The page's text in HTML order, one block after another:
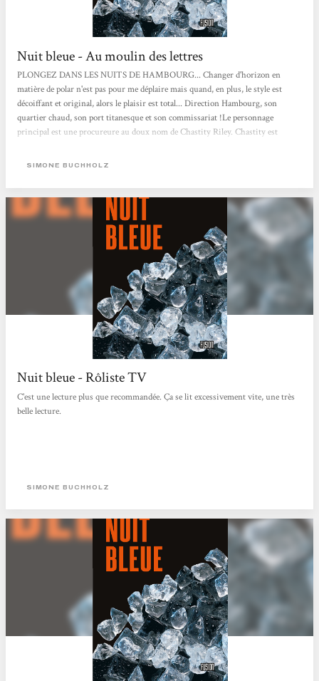
Nuit bleue - Au moulin des lettres
PLONGEZ DANS LES NUITS DE HAMBOURG... Changer d'horizon en
matière de polar n'est pas pour me déplaire mais quand, en plus, le style est
décoiffant et original, alors le plaisir est total... Direction Hambourg, son
quartier chaud, son port titanesque et son commissariat !Le personnage
principal est une procureure au doux nom de Chastity Riley. Chastity est
lève le coude à un rythme soutenu et quotidien. Entre 3 bières et 2 vodkas, elle
dérouiller au point de se retrouver à...
SIMONE BUCHHOLZ
Nuit bleue - Rôliste TV
C'est une lecture plus que recommandée. Ça se lit excessivement vite, une très
belle lecture.
SIMONE BUCHHOLZ